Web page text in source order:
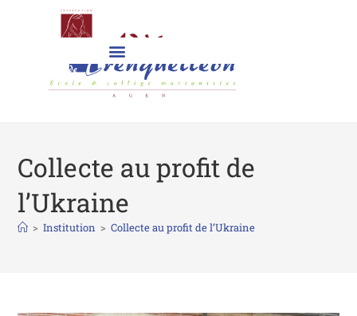
Collecte au profit de
l’Ukraine
> Institution > Collecte au profit de l’Ukraine